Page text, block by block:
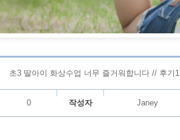
초3 딸아이 화상수업 너무 즐거워합니다 // 후기1
0 작성자 Janey